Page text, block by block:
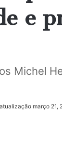
e
Michel
março 21,